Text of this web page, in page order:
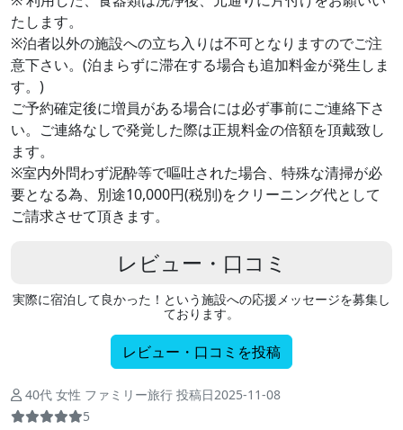
たします。
※泊者以外の施設への立ち入りは不可となりますのでご注
意下さい。(泊まらずに滞在する場合も追加料金が発生しま
す。)
ご予約確定後に増員がある場合には必ず事前にご連絡下さ
い。ご連絡なしで発覚した際は正規料金の倍額を頂戴致し
ます。
※室内外問わず泥酔等で嘔吐された場合、特殊な清掃が必
要となる為、別途10,000円(税別)をクリーニング代として
ご請求させて頂きます。
レビュー・口コミ
実際に宿泊して良かった！という施設への応援メッセージを募集し
ております。
レビュー・口コミを投稿
40代 女性 ファミリー旅行 投稿日2025-11-08
5